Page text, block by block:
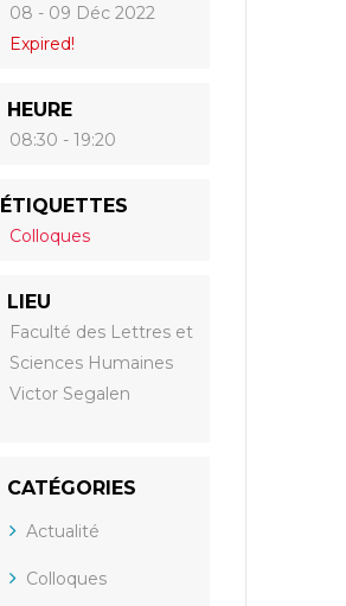
08 - 09 Déc 2022
Expired!
HEURE
08:30 - 19:20
ÉTIQUETTES
Colloques
LIEU
Faculté des Lettres et
Sciences Humaines
Victor Segalen
CATÉGORIES
Actualité
Colloques